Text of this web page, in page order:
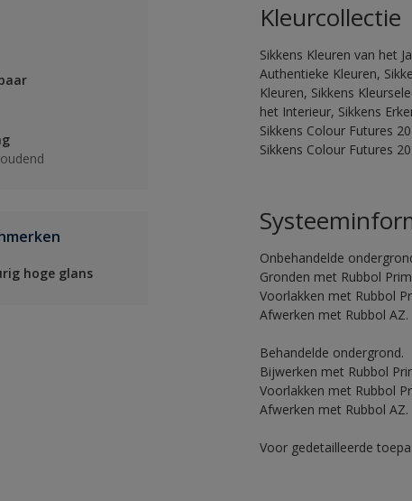
hoge glans
Kleurcollectie
Sikkens Kleuren van het
Authentieke Kleuren,
Kleuren, Sikkens
het Interieur, Sikkens
Sikkens Colour Futures
Sikkens Colour Futures
Onbehandelde
Gronden met Rubbol
Voorlakken met Rubbol
Afwerken met Rubbol AZ.
Behandelde ondergrond.
Bijwerken met Rubbol
Voorlakken met Rubbol
Afwerken met Rubbol AZ.
Voor gedetailleerde